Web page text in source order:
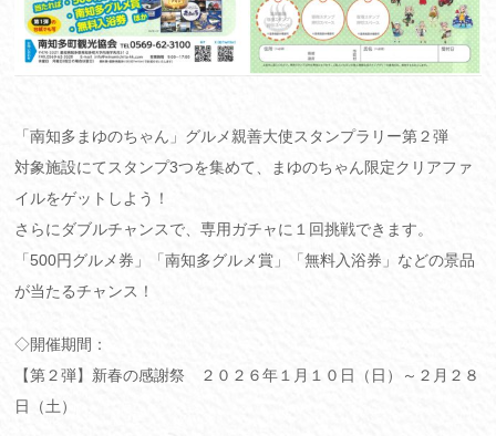
「南知多まゆのちゃん」グルメ親善大使スタンプラリー第２弾
対象施設にてスタンプ3つを集めて、まゆのちゃん限定クリアファ
イルをゲットしよう！
さらにダブルチャンスで、専用ガチャに１回挑戦できます。
「500円グルメ券」「南知多グルメ賞」「無料入浴券」などの景品
が当たるチャンス！
◇開催期間：
【第２弾】新春の感謝祭 ２０２６年１月１０日（日）～２月２８
日（土）